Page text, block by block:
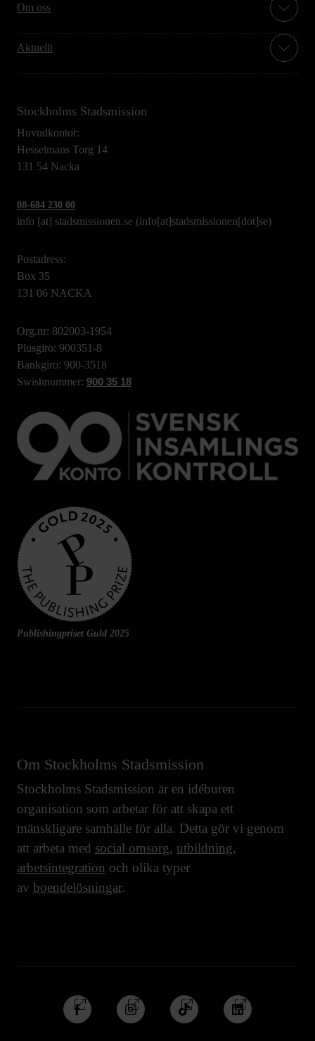
Om oss
Aktuellt
Stockholms Stadsmission
Huvudkontor:
Hesselmans Torg 14
131 54 Nacka
08-684 230 00
info [at] stadsmissionen.se (info[at]stadsmissionen[dot]se)
Postadress:
Box 35
131 06 NACKA
Org.nr: 802003-1954
Plusgiro: 900351-8
Bankgiro: 900-3518
Swishnummer: 900 35 18
Publishingpriset Guld 2025
Om Stockholms Stadsmission
Stockholms Stadsmission är en idéburen
organisation som arbetar för att skapa ett
mänskligare samhälle för alla. Detta gör vi genom
att arbeta med social omsorg, utbildning,
arbetsintegration och olika typer
av boendelösningar.
Följ
oss
Följ
oss
Följ
oss
Följ
oss